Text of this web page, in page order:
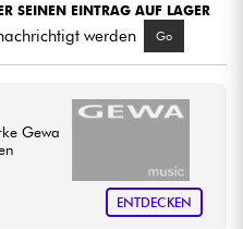
Marken an
SEINEN EINTRAG AUF LAGER
werden Go
Gewa
ENTDECKEN